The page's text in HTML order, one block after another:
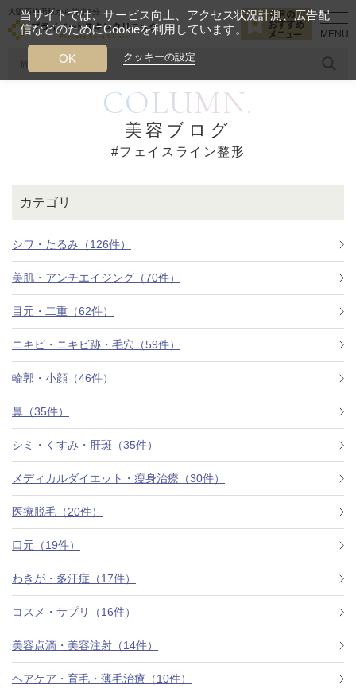
大阪西梅田駅から徒歩2分
糸リフト ヒアルロン酸
今月のおすすめメニュー
クリニックについて
料金一覧
施術症例
初めての方へ
お悩みで探す
医師紹介
アクセス
フェイスライン整形
COLUMN.
美容ブログ
#フェイスライン整形
カテゴリ
シワ・たるみ（126件）
美肌・アンチエイジング（70件）
目元・二重（62件）
ニキビ・ニキビ跡・毛穴（59件）
輪郭・小顔（46件）
鼻（35件）
シミ・くすみ・肝斑（35件）
メディカルダイエット・瘦身治療（30件）
医療脱毛（20件）
口元（19件）
わきが・多汗症（17件）
コスメ・サプリ（16件）
美容点滴・美容注射（14件）
ヘアケア・育毛・薄毛治療（10件）
当サイトでは、サービス向上、アクセス状況計測、広告配
信などのためにCookieを利用しています。
クッキーの設定
OK